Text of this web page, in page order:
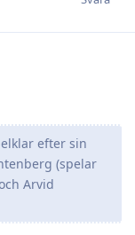
efter sin
(spelar
Arvid